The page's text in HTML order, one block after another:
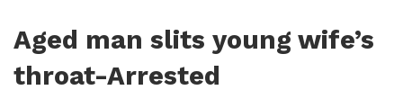
Aged man slits young wife’s
throat-Arrested